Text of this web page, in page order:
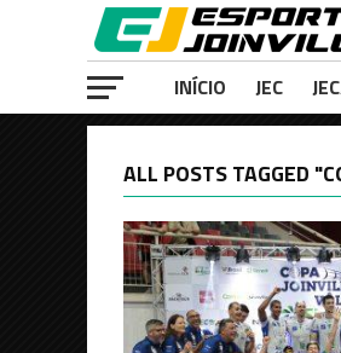
INÍCIO JEC
ALL POSTS TAGGED